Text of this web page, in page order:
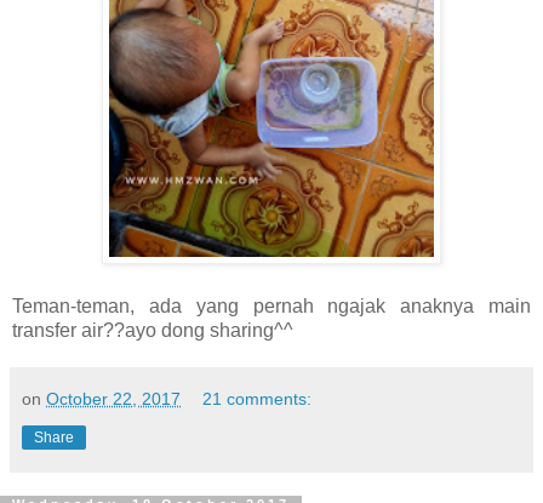
Teman-teman, ada yang pernah ngajak anaknya main
transfer air??ayo dong sharing^^
on October 22, 2017 21 comments:
Share